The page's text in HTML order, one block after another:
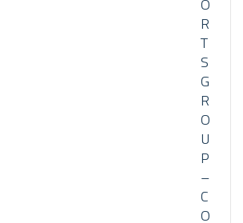
O
R
T
S
G
R
O
U
P
–
C
O